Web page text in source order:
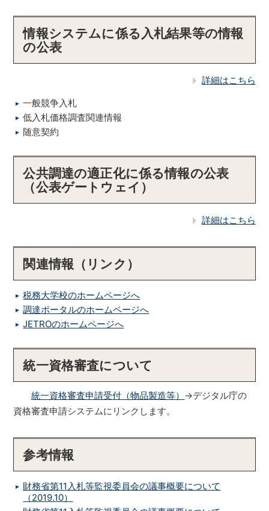
情報システムに係る入札結果等の情報
の公表
詳細はこちら
一般競争入札
低入札価格調査関連情報
随意契約
公共調達の適正化に係る情報の公表
（公表ゲートウェイ）
詳細はこちら
関連情報（リンク）
税務大学校のホームページへ
調達ポータルのホームページへ
JETROのホームページへ
統一資格審査について
統一資格審査申請受付（物品製造等） →デジタル庁の
資格審査申請システムにリンクします。
参考情報
財務省第11入札等監視委員会の議事概要について
（2019.10）